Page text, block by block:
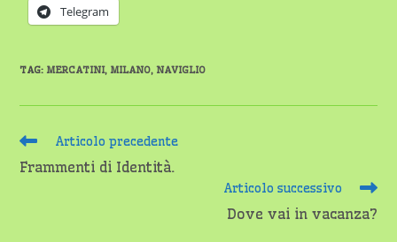
Telegram
TAG: MERCATINI, MILANO, NAVIGLIO
Leggi
articoli
Articolo precedente
Frammenti di Identità.
Articolo successivo
Dove vai in vacanza?